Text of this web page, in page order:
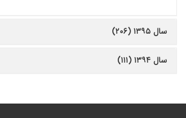
سال ۱۳۹۵ (۲۰۶)
سال ۱۳۹۴ (۱۱۱)